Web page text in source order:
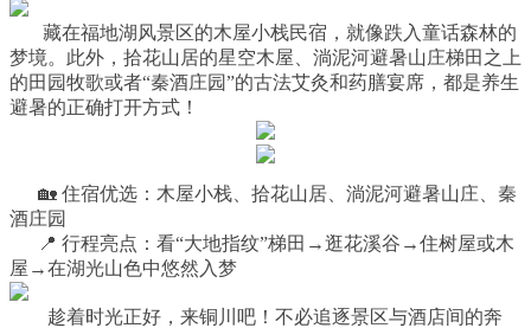
藏在福地湖风景区的木屋小栈民宿，就像跌入童话森林的
梦境。此外，拾花山居的星空木屋、淌泥河避暑山庄梯田之上
的田园牧歌或者“秦酒庄园”的古法艾灸和药膳宴席，都是养生
避暑的正确打开方式！
🏡 住宿优选：木屋小栈、拾花山居、淌泥河避暑山庄、秦
酒庄园
📍 行程亮点：看“大地指纹”梯田→逛花溪谷→住树屋或木
屋→在湖光山色中悠然入梦
趁着时光正好，来铜川吧！不必追逐景区与酒店间的奔